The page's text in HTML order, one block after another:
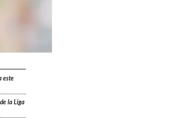
este
la Liga